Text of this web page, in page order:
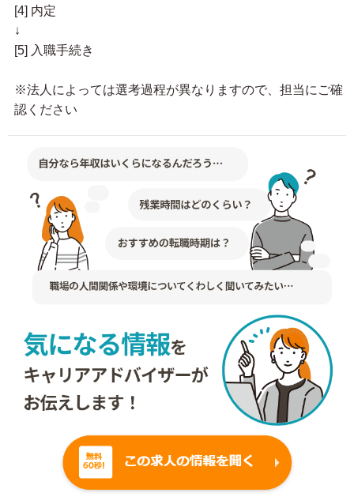
[4] 内定
↓
[5] 入職手続き
※法人によっては選考過程が異なりますので、担当にご確
認ください